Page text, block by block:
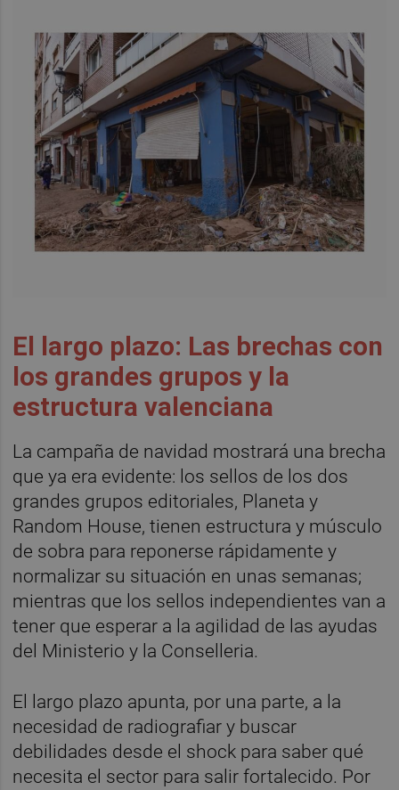
El largo plazo: Las brechas con
los grandes grupos y la
estructura valenciana
La campaña de navidad mostrará una brecha
que ya era evidente: los sellos de los dos
grandes grupos editoriales, Planeta y
Random House, tienen estructura y músculo
de sobra para reponerse rápidamente y
normalizar su situación en unas semanas;
mientras que los sellos independientes van a
tener que esperar a la agilidad de las ayudas
del Ministerio y la Conselleria.
El largo plazo apunta, por una parte, a la
necesidad de radiografiar y buscar
debilidades desde el shock para saber qué
necesita el sector para salir fortalecido. Por